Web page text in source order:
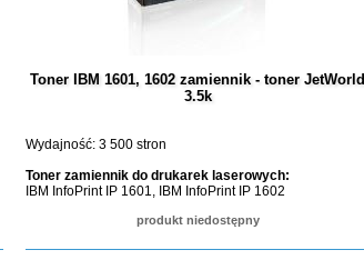
Toner IBM 1601, 1602 zamiennik - toner JetWorld
3.5k
Wydajność: 3 500 stron
Toner zamiennik do drukarek laserowych:
IBM InfoPrint IP 1601, IBM InfoPrint IP 1602
produkt niedostępny